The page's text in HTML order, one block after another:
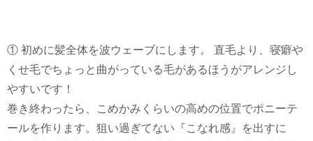
① 初めに髪全体を波ウェーブにします。 直毛より、寝癖や
くせ毛でちょっと曲がっている毛があるほうがアレンジし
やすいです！
巻き終わったら、こめかみくらいの高めの位置でポニーテ
ールを作ります。狙い過ぎてない『こなれ感』を出すに